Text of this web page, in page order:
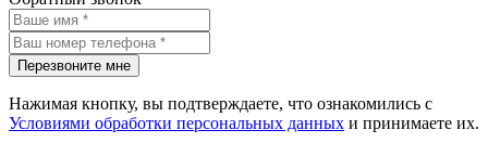
Перезвоните мне
Нажимая кнопку, вы подтверждаете, что ознакомились с
Условиями обработки персональных данных и принимаете их.